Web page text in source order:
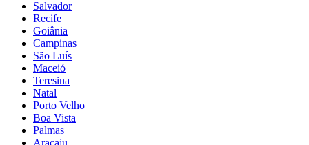
Salvador
Recife
Goiânia
Campinas
São Luís
Maceió
Teresina
Natal
Porto Velho
Boa Vista
Palmas
Aracaju